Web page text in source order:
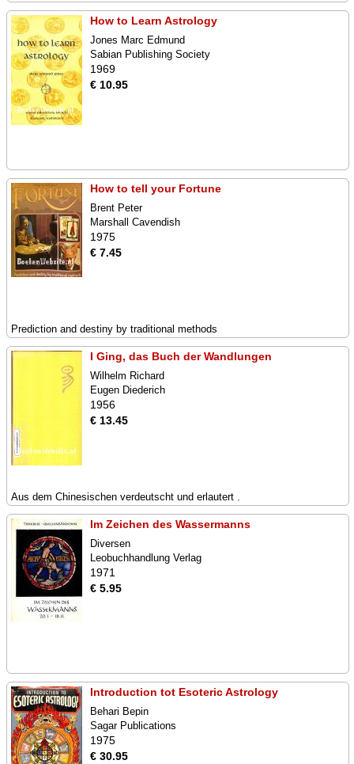
How to Learn Astrology
Jones Marc Edmund
Sabian Publishing Society
1969
€ 10.95
How to tell your Fortune
Brent Peter
Marshall Cavendish
1975
€ 7.45
Prediction and destiny by traditional methods
I Ging, das Buch der Wandlungen
Wilhelm Richard
Eugen Diederich
1956
€ 13.45
Aus dem Chinesischen verdeutscht und erlautert .
Im Zeichen des Wassermanns
Diversen
Leobuchhandlung Verlag
1971
€ 5.95
Introduction tot Esoteric Astrology
Behari Bepin
Sagar Publications
1975
€ 30.95